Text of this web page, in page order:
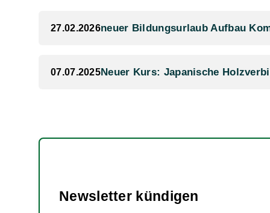
27.02.2026neuer Bildungsurlaub Aufbau
07.07.2025Neuer Kurs: Japanische
Newsletter kündigen